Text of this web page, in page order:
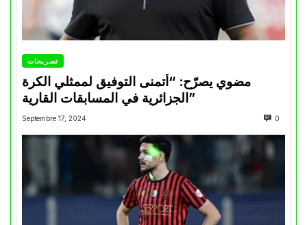
تصريحات
مضوي يصرّح: “أتمنى التوفيق لممثلي الكرة
الجزائرية في المسابقات القارية”
Septembre 17, 2024 0